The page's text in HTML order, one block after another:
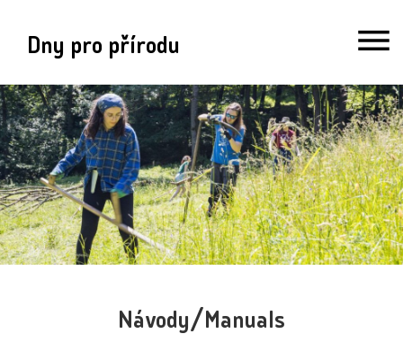
Dny pro přírodu
Návody/Manuals